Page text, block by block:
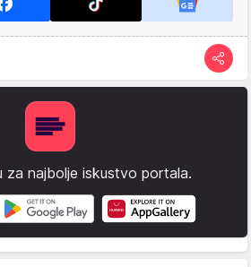
za najbolje iskustvo portala.